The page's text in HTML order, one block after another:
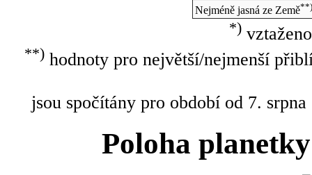
Nejméně jasná ze Země**)
*)
**)hodnoty pro největší/nejmenší
jsou spočítány pro období od 7.
Poloha